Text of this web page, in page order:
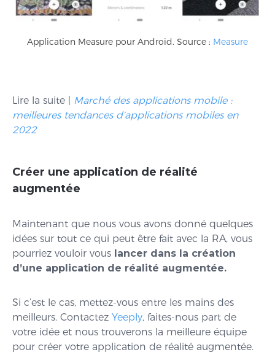
Application Measure pour Android. Source : Measure
Lire la suite | Marché des applications mobile :
meilleures tendances d’applications mobiles en
2022
Créer une application de réalité
augmentée
Maintenant que nous vous avons donné quelques
idées sur tout ce qui peut être fait avec la RA, vous
pourriez vouloir vous lancer dans la création
d’une application de réalité augmentée.
Si c’est le cas, mettez-vous entre les mains des
meilleurs. Contactez Yeeply, faites-nous part de
votre idée et nous trouverons la meilleure équipe
pour créer votre application de réalité augmentée.